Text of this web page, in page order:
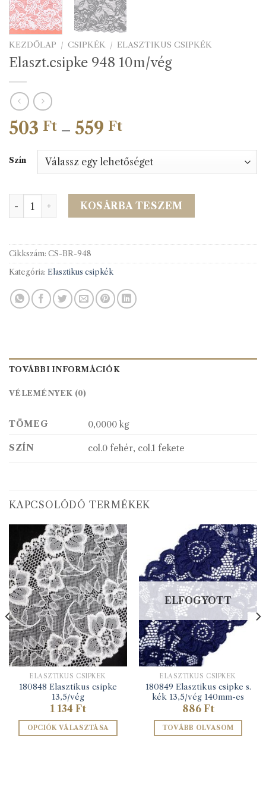
KEZDŐLAP / CSIPKÉK / ELASZTIKUS CSIPKÉK
Elaszt.csipke 948 10m/vég
503 Ft – 559 FtÁrtartomány:
-
559 Ft
Szín
Elaszt.csipke 948 10m/vég mennyiség
KOSÁRBA TESZEM
Cikkszám: CS-BR-948
Kategória: Elasztikus csipkék
TOVÁBBI INFORMÁCIÓK
VÉLEMÉNYEK (0)
TÖMEG 0,0000 kg
SZÍN col.0 fehér, col.1 fekete
KAPCSOLÓDÓ TERMÉKEK
ELASZTIKUS CSIPKÉK
180848 Elasztikus csipke
13,5/vég
1 134 Ft
OPCIÓK VÁLASZTÁSA
ELFOGYOTT
ELASZTIKUS CSIPKÉK
180849 Elasztikus csipke s.
kék 13,5/vég 140mm-es
886 Ft
TOVÁBB OLVASOM